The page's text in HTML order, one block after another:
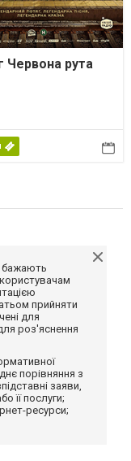
Червона рута
бажають
прийняти
для
роз'яснення
порівняння з
заяви,
її послуги;
ресурси;